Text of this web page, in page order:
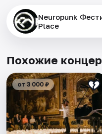
Neuropunk
Place
Похожие
от 3 000 ₽